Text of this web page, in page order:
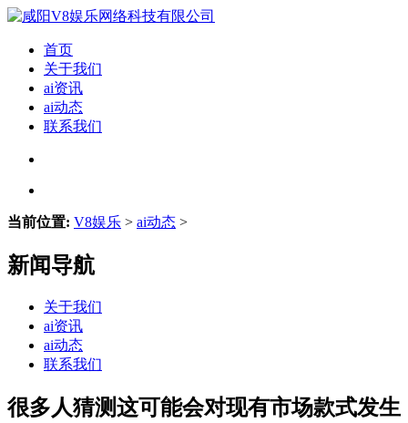
首页
关于我们
ai资讯
ai动态
联系我们
当前位置: V8娱乐 > ai动态 >
新闻导航
关于我们
ai资讯
ai动态
联系我们
很多人猜测这可能会对现有市场款式发生